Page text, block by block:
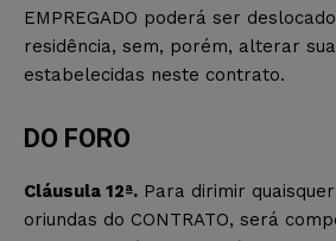
EMPREGADO poderá ser
residência, sem, porém, alterar
estabelecidas neste contrato.
DO FORO
Cláusula 12ª. Para dirimir
oriundas do CONTRATO, será